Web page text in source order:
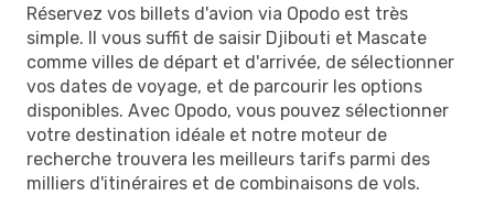
Réservez vos billets d'avion via Opodo est très
simple. Il vous suffit de saisir Djibouti et Mascate
comme villes de départ et d'arrivée, de sélectionner
vos dates de voyage, et de parcourir les options
disponibles. Avec Opodo, vous pouvez sélectionner
votre destination idéale et notre moteur de
recherche trouvera les meilleurs tarifs parmi des
milliers d'itinéraires et de combinaisons de vols.